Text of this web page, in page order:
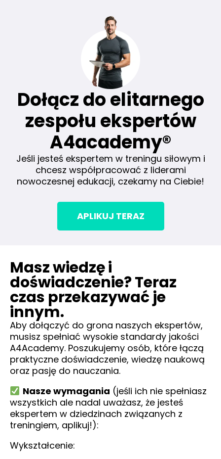
Dołącz do elitarnego
zespołu ekspertów
A4academy®
Jeśli jesteś ekspertem w treningu siłowym i
chcesz współpracować z liderami
nowoczesnej edukacji, czekamy na Ciebie!
APLIKUJ TERAZ
Masz wiedzę i
doświadczenie? Teraz
czas przekazywać je
innym.
Aby dołączyć do grona naszych ekspertów,
musisz spełniać wysokie standardy jakości
A4Academy. Poszukujemy osób, które łączą
praktyczne doświadczenie, wiedzę naukową
oraz pasję do nauczania.
Nasze wymagania (jeśli ich nie spełniasz
wszystkich ale nadal uważasz, że jesteś
ekspertem w dziedzinach związanych z
treningiem, aplikuj!):
Wykształcenie: